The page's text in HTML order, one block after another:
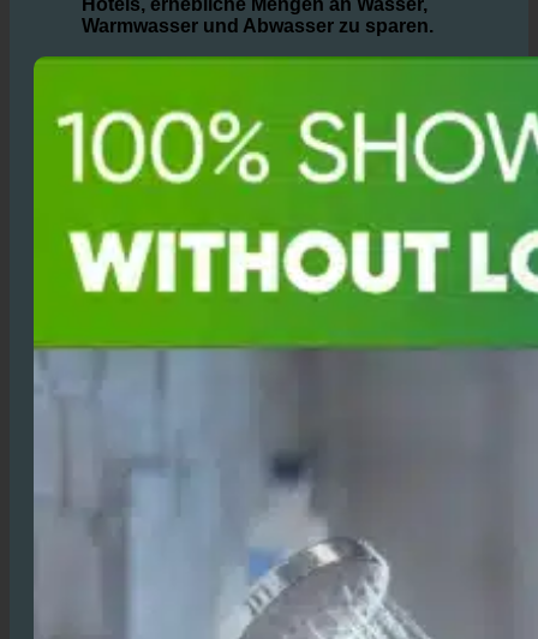
ecoturbino®-Technologiebietet eine
ermöglicht es
Hotels, erhebliche Mengen an Wasser,